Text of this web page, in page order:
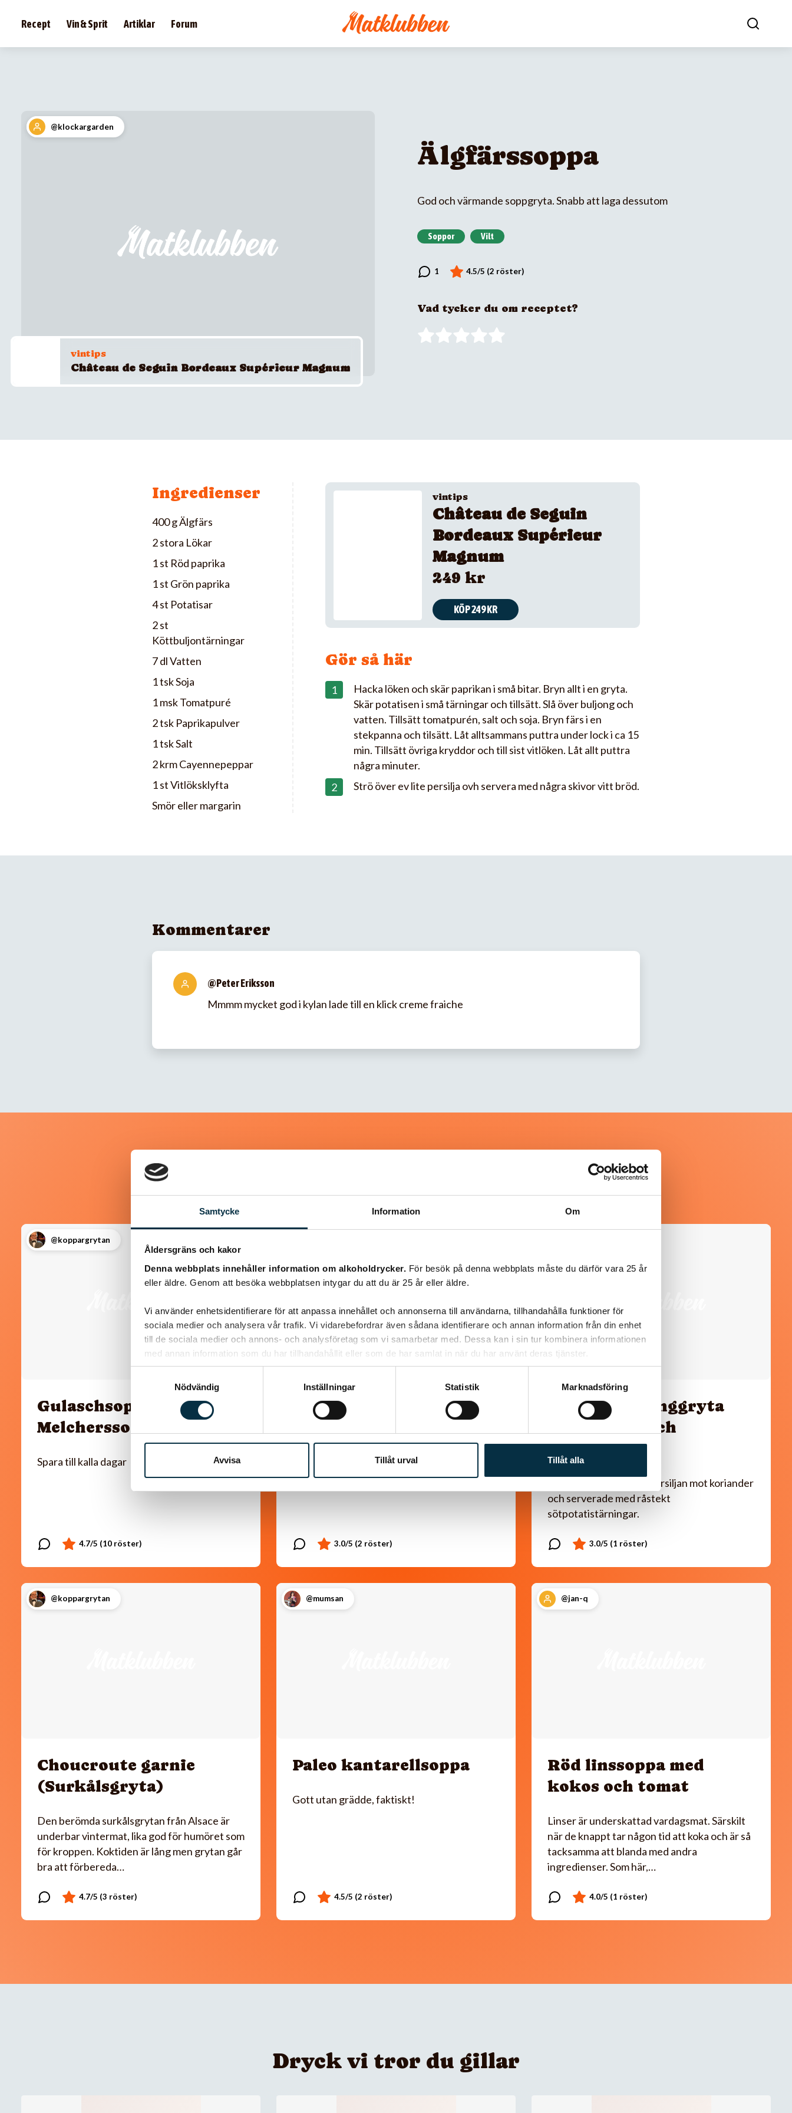
Samtycke Information Om
Åldersgräns och kakor
Denna webbplats innehåller information om alkoholdrycker. För besök på denna webbplats måste du därför vara 25 år
eller äldre. Genom att besöka webbplatsen intygar du att du är 25 år eller äldre.
Vi använder enhetsidentifierare för att anpassa innehållet och annonserna till användarna, tillhandahålla funktioner för
sociala medier och analysera vår trafik. Vi vidarebefordrar även sådana identifierare och annan information från din enhet
till de sociala medier och annons- och analysföretag som vi samarbetar med. Dessa kan i sin tur kombinera informationen
med annan information som du har tillhandahållit eller som de har samlat in när du har använt deras tjänster.
Nödvändig
Inställningar Statistik Marknadsföring
Avvisa Tillåt urval Tillåt alla
Recept Vin & Sprit Artiklar Forum
@klockargarden
vintips
Château de Seguin Bordeaux Supérieur Magnum
Älgfärssoppa
God och värmande soppgryta. Snabb att laga dessutom
Soppor Vilt
Vad tycker du om receptet?
Ingredienser
400 g Älgfärs
2 stora Lökar
1 st Röd paprika
1 st Grön paprika
4 st Potatisar
2 st
Köttbuljontärningar
7 dl Vatten
1 tsk Soja
1 msk Tomatpuré
2 tsk Paprikapulver
1 tsk Salt
2 krm Cayennepeppar
1 st Vitlöksklyfta
Smör eller margarin
vintips
Château de Seguin
Bordeaux Supérieur
Magnum
249 kr
KÖP 249 KR
Gör så här
Hacka löken och skär paprikan i små bitar. Bryn allt i en gryta.
Skär potatisen i små tärningar och tillsätt. Slå över buljong och
vatten. Tillsätt tomatpurén, salt och soja. Bryn färs i en
stekpanna och tilsätt. Låt alltsammans puttra under lock i ca 15
min. Tillsätt övriga kryddor och till sist vitlöken. Låt allt puttra
några minuter.
Strö över ev lite persilja ovh servera med några skivor vitt bröd.
Kommentarer
@Peter Eriksson
Mmmm mycket god i kylan lade till en klick creme fraiche
Liknande recept
@koppargrytan
Gulaschsoppa
Melchersson
Spara till kalla dagar
Räksoppa med räkspett
En lyxig god räksoppa, lagad från grunden
Paleo: Kycklinggryta
med mango och
mandelsmör
Smarrigt! Jag bytte ut persiljan mot koriander
och serverade med råstekt
sötpotatistärningar.
@koppargrytan
Choucroute garnie
(Surkålsgryta)
Den berömda surkålsgrytan från Alsace är
underbar vintermat, lika god för humöret som
för kroppen. Koktiden är lång men grytan går
bra att förbereda…
@mumsan
Paleo kantarellsoppa
Gott utan grädde, faktiskt!
@jan-q
Röd linssoppa med
kokos och tomat
Linser är underskattad vardagsmat. Särskilt
när de knappt tar någon tid att koka och är så
tacksamma att blanda med andra
ingredienser. Som här,…
Dryck vi tror du gillar